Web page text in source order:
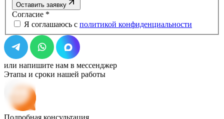
Оставить заявку
Согласие *
Я соглашаюсь с политикой конфиденциальности
или напишите нам в мессенджер
Этапы и сроки нашей работы
Подробная консультация